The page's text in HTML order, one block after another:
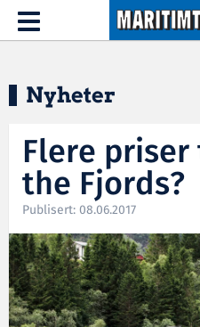
Hopp til hovedinnhold
Toggle
navigation
Nyheter
Flere
the Fjords?
Publisert: 08.06.2017